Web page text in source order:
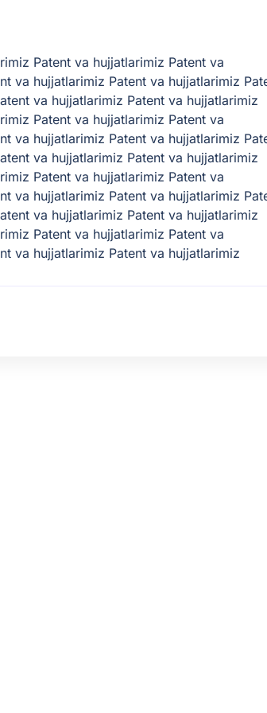
Patent va hujjatlarimiz Patent va
va hujjatlarimiz Patent va hujjatlarimiz
va hujjatlarimiz Patent va hujjatlarimiz
Patent va hujjatlarimiz Patent va
va hujjatlarimiz Patent va hujjatlarimiz
va hujjatlarimiz Patent va hujjatlarimiz
Patent va hujjatlarimiz Patent va
va hujjatlarimiz Patent va hujjatlarimiz
va hujjatlarimiz Patent va hujjatlarimiz
Patent va hujjatlarimiz Patent va
va hujjatlarimiz Patent va hujjatlarimiz